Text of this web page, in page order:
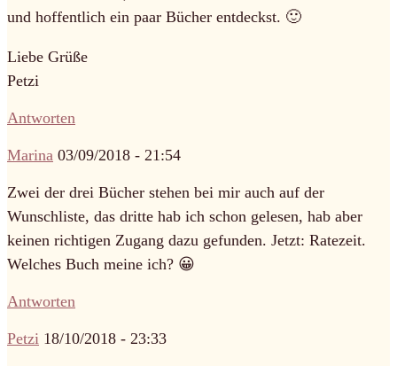
und hoffentlich ein paar Bücher entdeckst. 🙂
Liebe Grüße
Petzi
Antworten
Marina 03/09/2018 - 21:54
Zwei der drei Bücher stehen bei mir auch auf der
Wunschliste, das dritte hab ich schon gelesen, hab aber
keinen richtigen Zugang dazu gefunden. Jetzt: Ratezeit.
Welches Buch meine ich? 😀
Antworten
Petzi 18/10/2018 - 23:33